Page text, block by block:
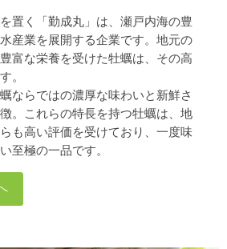
置く「勤成丸」は、瀬戸内海の豊
産業を展開する企業です。地元の
富な栄養を受けた牡蠣は、その高
。
ならではの濃厚な味わいと新鮮さ
。これらの特長を持つ牡蠣は、地
も高い評価を受けており、一度味
至極の一品です。